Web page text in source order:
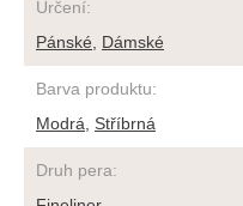
Určení:
Pánské
Dámské
Barva produktu:
Modrá
Stříbrná
Druh pera: